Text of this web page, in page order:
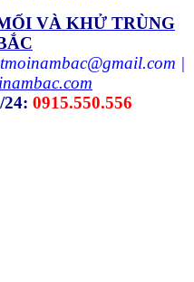
VÀ KHỬ TRÙNG
|
0915.550.556